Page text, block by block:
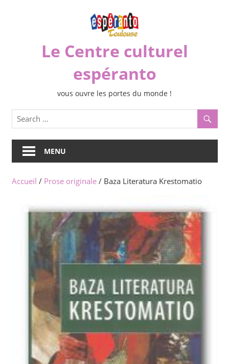
Le Centre culturel
espéranto
vous ouvre les portes du monde !
MENU
Accueil / Prose originale/ Baza Literatura Krestomatio